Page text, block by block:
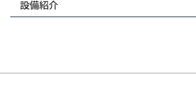
設備紹介